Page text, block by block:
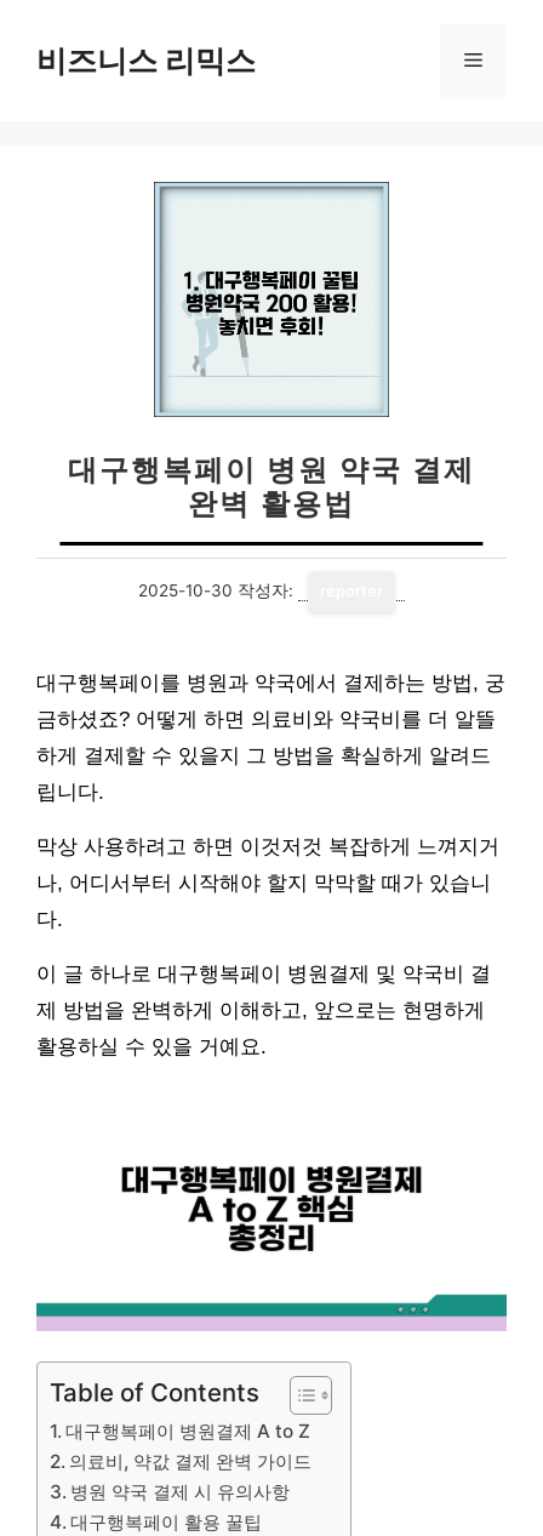
비즈니스 리믹스 메
대구행복페이 병원 약국 결제
완벽 활용법
2025-10-30 작성자:
대구행복페이를 병원과 약국에서 결제하는 방법, 궁
금하셨죠? 어떻게 하면 의료비와 약국비를 더 알뜰
하게 결제할 수 있을지 그 방법을 확실하게 알려드
립니다.
막상 사용하려고 하면 이것저것 복잡하게 느껴지거
나, 어디서부터 시작해야 할지 막막할 때가 있습니
다.
이 글 하나로 대구행복페이 병원결제 및 약국비 결
제 방법을 완벽하게 이해하고, 앞으로는 현명하게
활용하실 수 있을 거예요.
Table of Contents
대구행복페이 병원결제 A to Z
의료비, 약값 결제 완벽 가이드
병원 약국 결제 시 유의사항
대구행복페이 활용 꿀팁